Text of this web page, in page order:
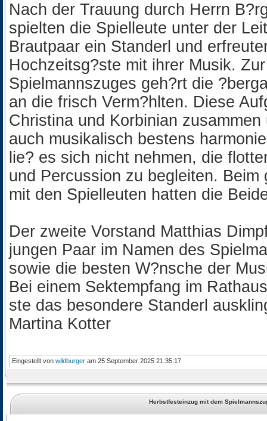
Nach der Trauung durch Herrn
spielten die Spielleute unter der
Brautpaar ein Standerl und
Hochzeitsg?ste mit ihrer Musik.
Spielmannszuges geh?rt die
an die frisch Verm?hlten. Diese
Christina und Korbinian
auch musikalisch bestens
lie? es sich nicht nehmen, die
und Percussion zu begleiten. Beim
mit den Spielleuten hatten die
Der zweite Vorstand Matthias
jungen Paar im Namen des
sowie die besten W?nsche der
Bei einem Sektempfang im
ste das besondere Standerl
Martina Kotter
Eingestellt von wildburger am 25 September 2025 21:35:17
Herbstfesteinzug mit dem